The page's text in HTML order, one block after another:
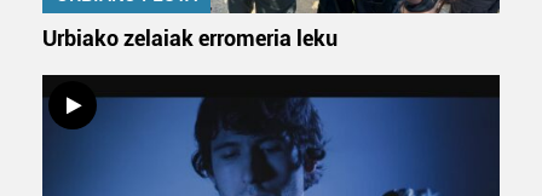
Urbiako zelaiak erromeria leku